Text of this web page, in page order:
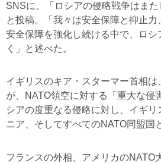
SNSに、「ロシアの侵略戦争はまた
と投稿。「我々は安全保障と抑止
安全保障を強化し続ける中で、ロシ
く」と述べた。
イギリスのキア・スターマー首相
が、NATO領空に対する「重大な侵
シアの度重なる侵略に対し、イギ
ニア、そしてすべてのNATO同盟国
フランスの外相、アメリカのNATO